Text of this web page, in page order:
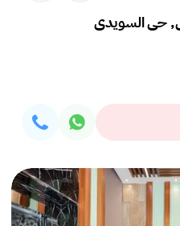
حي السويدي